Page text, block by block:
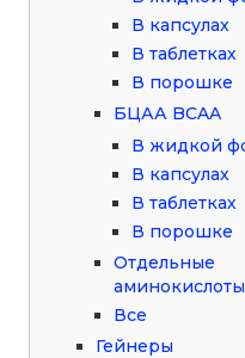
В капсулах
В таблетках
В порошке
БЦАА BCAA
В жидкой
В капсулах
В таблетках
В порошке
Отдельные
аминокислоты
Все
Гейнеры